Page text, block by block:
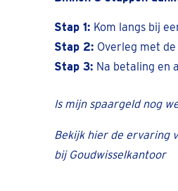
Stap 1: Kom langs bij
Stap 2: Overleg met
Stap 3: Na betaling en
Is mijn spaargeld nog
Bekijk hier de ervaring
bij Goudwisselkantoor